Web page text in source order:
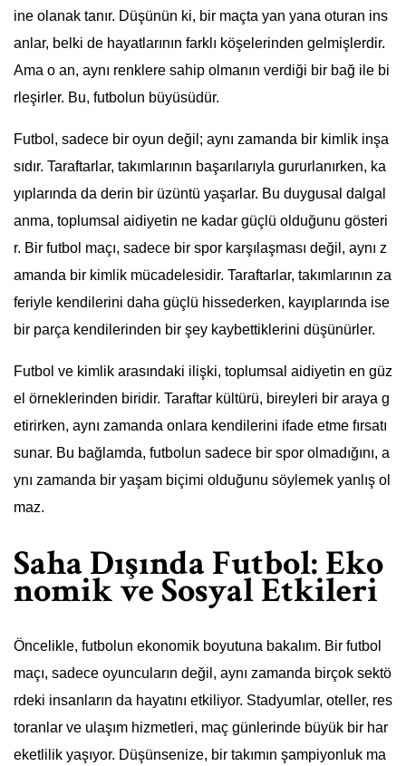
ine olanak tanır. Düşünün ki, bir maçta yan yana oturan ins
anlar, belki de hayatlarının farklı köşelerinden gelmişlerdir.
Ama o an, aynı renklere sahip olmanın verdiği bir bağ ile bi
rleşirler. Bu, futbolun büyüsüdür.
Futbol, sadece bir oyun değil; aynı zamanda bir kimlik inşa
sıdır. Taraftarlar, takımlarının başarılarıyla gururlanırken, ka
yıplarında da derin bir üzüntü yaşarlar. Bu duygusal dalgal
anma, toplumsal aidiyetin ne kadar güçlü olduğunu gösteri
r. Bir futbol maçı, sadece bir spor karşılaşması değil, aynı z
amanda bir kimlik mücadelesidir. Taraftarlar, takımlarının za
feriyle kendilerini daha güçlü hissederken, kayıplarında ise
bir parça kendilerinden bir şey kaybettiklerini düşünürler.
Futbol ve kimlik arasındaki ilişki, toplumsal aidiyetin en güz
el örneklerinden biridir. Taraftar kültürü, bireyleri bir araya g
etirirken, aynı zamanda onlara kendilerini ifade etme fırsatı
sunar. Bu bağlamda, futbolun sadece bir spor olmadığını, a
ynı zamanda bir yaşam biçimi olduğunu söylemek yanlış ol
maz.
Saha Dışında Futbol: Eko
nomik ve Sosyal Etkileri
Öncelikle, futbolun ekonomik boyutuna bakalım. Bir futbol
maçı, sadece oyuncuların değil, aynı zamanda birçok sektö
rdeki insanların da hayatını etkiliyor. Stadyumlar, oteller, res
toranlar ve ulaşım hizmetleri, maç günlerinde büyük bir har
eketlilik yaşıyor. Düşünsenize, bir takımın şampiyonluk ma